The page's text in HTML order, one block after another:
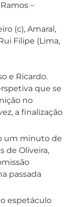
–
(c), Amaral,
Filipe (Lima,
e Ricardo.
que se
no
a finalização
um minuto de
de Oliveira,
passada
espetáculo